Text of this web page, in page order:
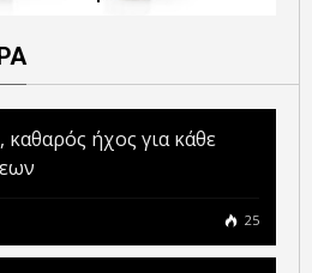
καθαρός ήχος για κάθε
25